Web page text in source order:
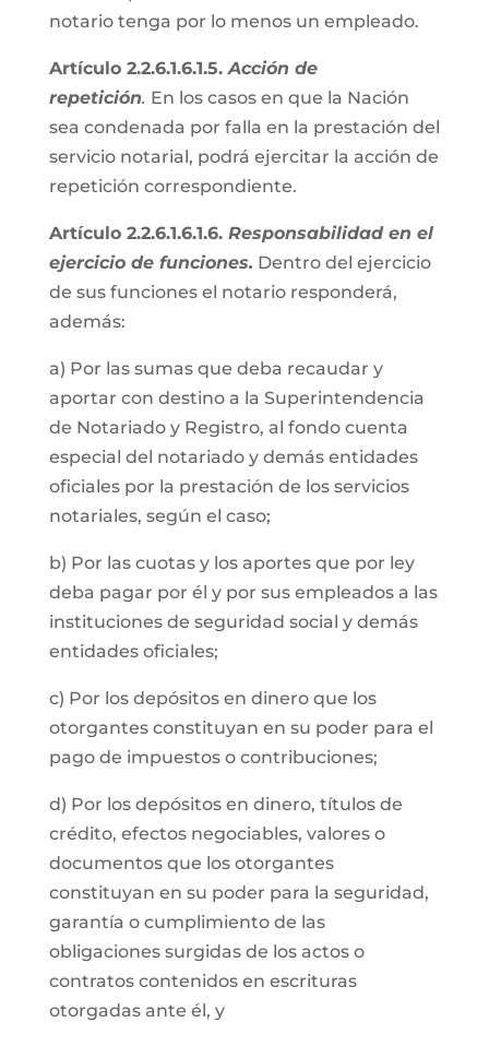
notario tenga por lo menos un empleado.
Artículo 2.2.6.1.6.1.5.Acción de
repetición. En los casos en que la Nación
sea condenada por falla en la prestación del
servicio notarial, podrá ejercitar la acción de
repetición correspondiente.
Artículo 2.2.6.1.6.1.6. Responsabilidad en el
ejercicio de funciones. Dentro del ejercicio
de sus funciones el notario responderá,
además:
a) Por las sumas que deba recaudar y
aportar con destino a la Superintendencia
de Notariado y Registro, al fondo cuenta
especial del notariado y demás entidades
oficiales por la prestación de los servicios
notariales, según el caso;
b) Por las cuotas y los aportes que por ley
deba pagar por él y por sus empleados a las
instituciones de seguridad social y demás
entidades oficiales;
c) Por los depósitos en dinero que los
otorgantes constituyan en su poder para el
pago de impuestos o contribuciones;
d) Por los depósitos en dinero, títulos de
crédito, efectos negociables, valores o
documentos que los otorgantes
constituyan en su poder para la seguridad,
garantía o cumplimiento de las
obligaciones surgidas de los actos o
contratos contenidos en escrituras
otorgadas ante él, y